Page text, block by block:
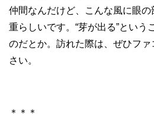
仲間なんだけど、こんな風に眼
重らしいです。“芽が出る”という
のだとか。訪れた際は、ぜひフ
さい。
＊＊＊